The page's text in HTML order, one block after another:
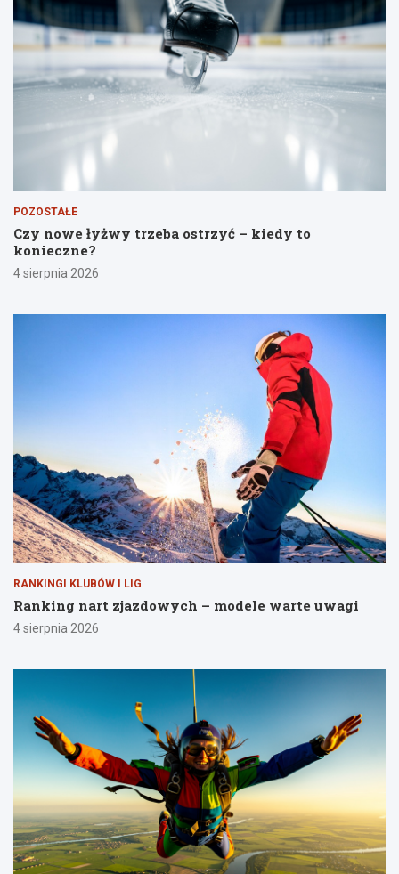
POZOSTAŁE
Czy nowe łyżwy trzeba ostrzyć – kiedy to
konieczne?
4 sierpnia 2026
RANKINGI KLUBÓW I LIG
Ranking nart zjazdowych – modele warte uwagi
4 sierpnia 2026